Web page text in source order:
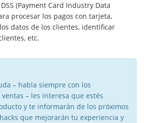
(Payment Card Industry Data
procesar los pagos con tarjeta,
datos de los clientes, identificar
etc.
– habla siempre con los
– les interesa que estés
y te informarán de los próximos
que mejorarán tu experiencia y